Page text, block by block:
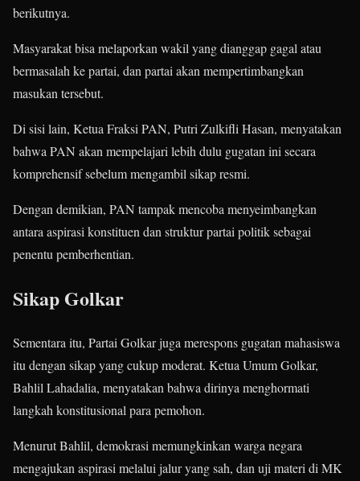
berikutnya.
Masyarakat bisa melaporkan wakil yang dianggap gagal atau
bermasalah ke partai, dan partai akan mempertimbangkan
masukan tersebut.
Di sisi lain, Ketua Fraksi PAN, Putri Zulkifli Hasan, menyatakan
bahwa PAN akan mempelajari lebih dulu gugatan ini secara
komprehensif sebelum mengambil sikap resmi.
Dengan demikian, PAN tampak mencoba menyeimbangkan
antara aspirasi konstituen dan struktur partai politik sebagai
penentu pemberhentian.
Sikap Golkar
Sementara itu, Partai Golkar juga merespons gugatan mahasiswa
itu dengan sikap yang cukup moderat. Ketua Umum Golkar,
Bahlil Lahadalia, menyatakan bahwa dirinya menghormati
langkah konstitusional para pemohon.
Menurut Bahlil, demokrasi memungkinkan warga negara
mengajukan aspirasi melalui jalur yang sah, dan uji materi di MK